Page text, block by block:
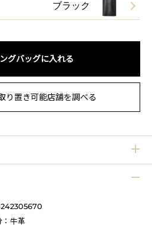
ブラック
グバッグに入れる
り置き可能店舗を調べる
：牛革